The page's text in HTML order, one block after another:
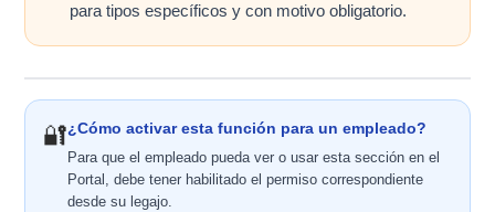
para tipos específicos y con motivo obligatorio.
🔐¿Cómo activar esta función para un empleado?
Para que el empleado pueda ver o usar esta sección en el
Portal, debe tener habilitado el permiso correspondiente
desde su legajo.